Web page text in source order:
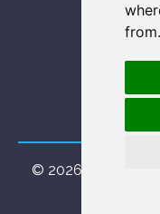
from.
© 2026